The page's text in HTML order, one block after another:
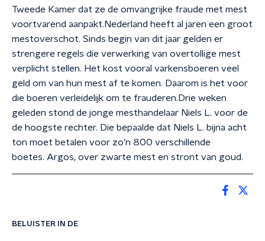
BELUISTER IN DE
Tweede Kamer dat ze de omvangrijke fraude met mest
voortvarend aanpakt.Nederland heeft al jaren een groot
mestoverschot. Sinds begin van dit jaar gelden er
strengere regels die verwerking van overtollige mest
verplicht stellen. Het kost vooral varkensboeren veel
geld om van hun mest af te komen. Daarom is het voor
die boeren verleidelijk om te frauderen.Drie weken
geleden stond de jonge mesthandelaar Niels L. voor de
de hoogste rechter. Die bepaalde dat Niels L. bijna acht
ton moet betalen voor zo’n 800 verschillende
boetes. Argos, over zwarte mest en stront van goud.